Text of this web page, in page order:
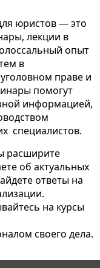
юристов — это
лекции в
опыт
в
праве и
помогут
информацией,
специалистов.
расширите
об актуальных
ответы на
на курсы
своего дела.